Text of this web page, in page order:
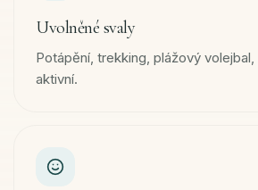
Uvolněné svaly
Potápění, trekking, plážový volejbal,
aktivní.